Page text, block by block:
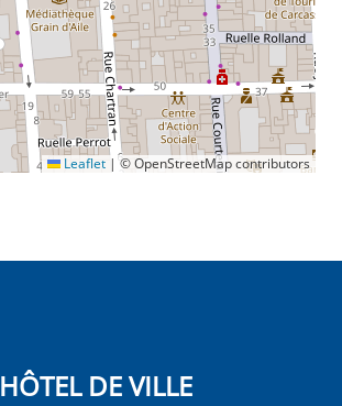
Leaflet | © OpenStreetMap contributors
HÔTEL DE VILLE